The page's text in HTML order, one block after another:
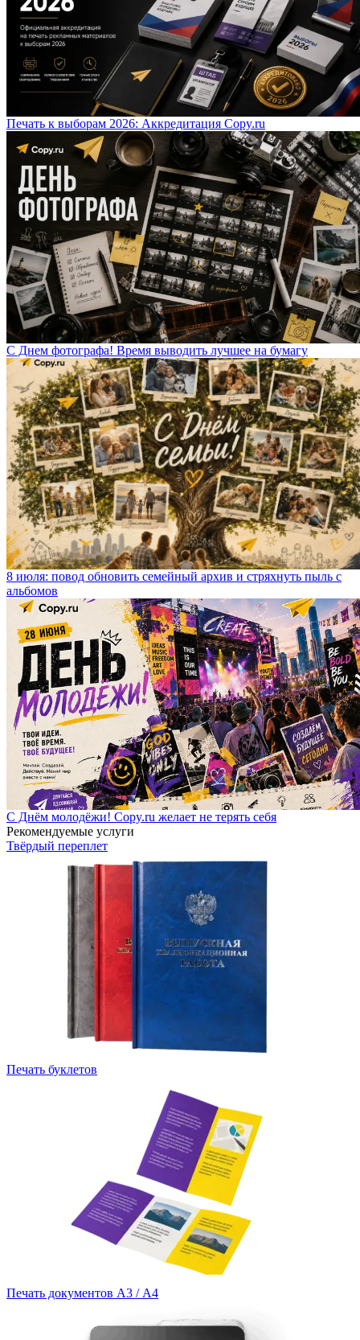
Печать к выборам 2026: Аккредитация Copy.ru
С Днем фотографа! Время выводить лучшее на бумагу
8 июля: повод обновить семейный архив и стряхнуть пыль с
альбомов
С Днём молодёжи! Copy.ru желает не терять себя
Рекомендуемые услуги
Твёрдый переплет
Печать буклетов
Печать документов А3 / А4